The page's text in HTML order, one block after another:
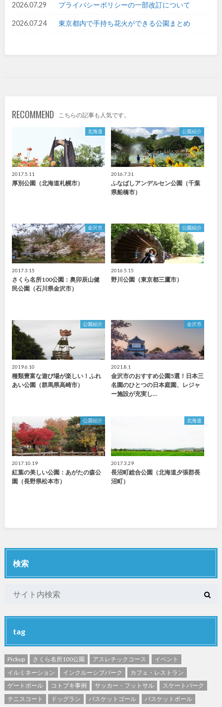
九州・沖縄
長崎
大分 宮崎
鹿児島 沖縄
2026.07.29 プライバシーポリシーの一部改訂について
2026.07.24 東京都内で手持ち花火ができる公園まとめ
RECOMMEND こちらの記事も人気です。
北海道
2017.5.11
厚別公園（北海道札幌市）
公園紹介
2016.7.31
ふなばしアンデルセン公園（千葉
県船橋市）
金沢市
2017.3.15
さくら名所100公園：奥卯辰山健
民公園（石川県金沢市）
公園紹介
2016.5.15
野川公園（東京都三鷹市）
公園紹介
2019.6.10
種類豊富な遊び場が楽しい！ふれ
あい公園（群馬県高崎市）
金沢市
2021.8.1
金沢市のおすすめ公園5選！日本三
名園のひとつの日本庭園、レジャ
ー施設が充実し…
公園紹介
2017.10.19
紅葉の美しい公園：あがたの森公
園（長野県松本市）
北海道
2017.3.29
長沼町総合公園（北海道夕張郡長
沼町）
検索
tag
Pickup さくら名所100公園 アスレチックコース
イベント
イルミネーション
インクルーシブパーク
カフェ・レストラン
ゲートボール
コトブキ事例 サッカー・フットサル
スケートパーク
テニスコート
ドッグラン バスケットゴール バスケットボール